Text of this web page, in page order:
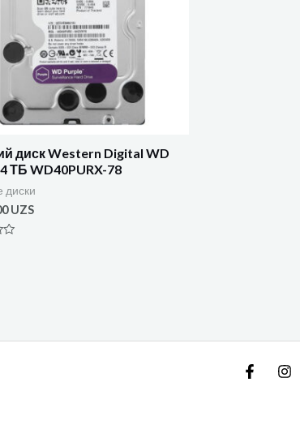
диск Western Digital WD
ТБ WD40PURX-78
диски
UZS